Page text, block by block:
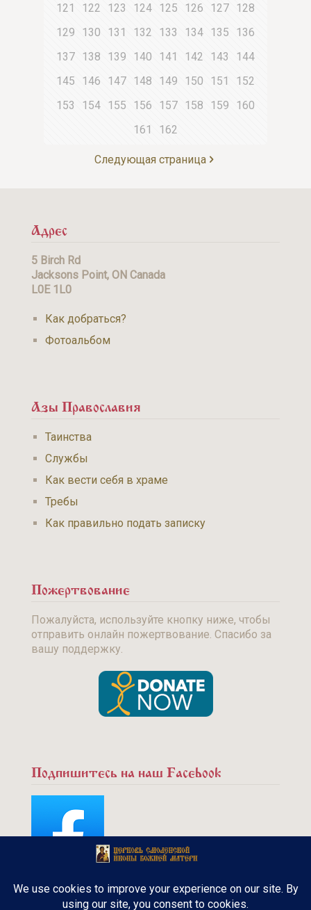
121
122 123 124 125 126 127 128
129
130 131 132 133 134 135
136
137 138 139 140 141 142 143
144
145
146 147 148 149 150 151
152
153
154 155 156 157 158 159
160
161
162
Следующая страница
Адрес
5 Birch Rd
Jacksons Point, ON Canada
L0E 1L0
Как добраться?
Фотоальбом
Азы Православия
Таинства
Службы
Как вести себя в храме
Требы
Как правильно подать записку
Пожертвование
Пожалуйста, используйте кнопку ниже, чтобы
отправить онлайн пожертвование. Спасибо за
вашу поддержку.
Подпишитесь на наш Facebook